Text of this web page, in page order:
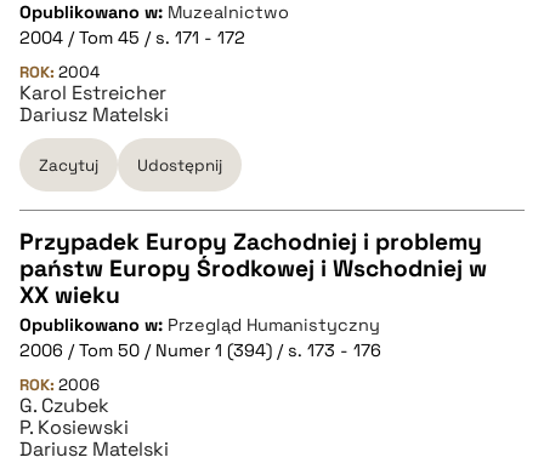
pobierz cytat
BIBTEX
pobierz cytat
Opublikowano w: Muzealnictwo
2004 / Tom 45 / s. 171 - 172
ROK: 2004
Karol Estreicher
Dariusz Matelski
Zacytuj Udostępnij
CZYSTY TEKST
pobierz cytat
BIBTEX
Przypadek Europy Zachodniej i problemy
państw Europy Środkowej i Wschodniej w
XX wieku
Opublikowano w: Przegląd Humanistyczny
2006 / Tom 50 / Numer 1 (394) / s. 173 - 176
ROK: 2006
G. Czubek
P. Kosiewski
Dariusz Matelski